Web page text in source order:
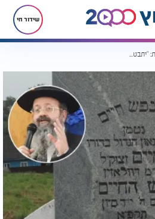
שידור חי
סגולה מיוחדת: "יתבטלו כל צרותיו ויזכה לישועות גדולות"